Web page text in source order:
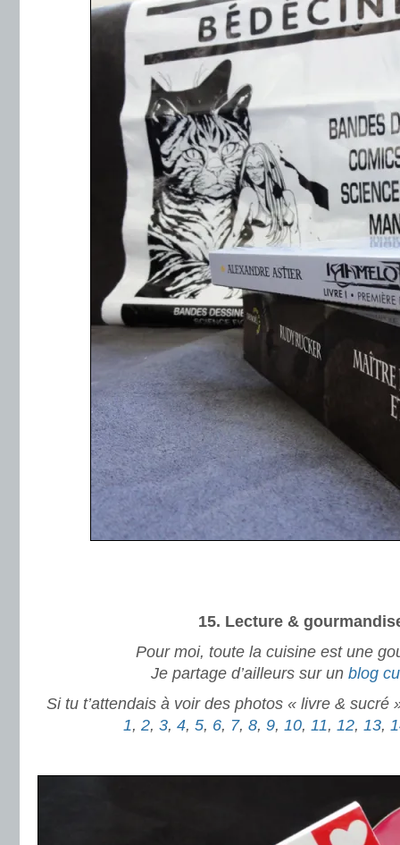
15. Lecture &
Pour moi, toute la cuisine est une
Je partage d’ailleurs sur unblog
Si tu t’attendais à voir des photos « livre & sucré
1, 2, 3, 4, 5, 6, 7, 8, 9, 10, 11, 12, 13,